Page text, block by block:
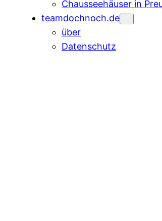
Chausseehäuser in
teamdochnoch.de
über
Datenschutz